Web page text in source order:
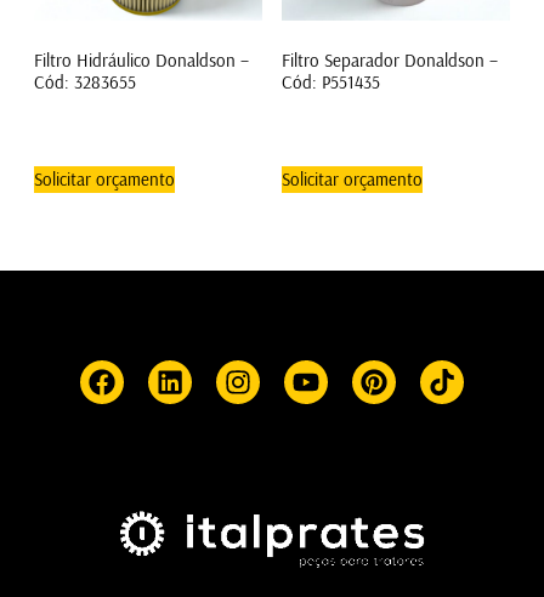
Filtro Hidráulico Donaldson –
Cód: 3283655
Solicitar orçamento
Filtro Separador Donaldson –
Cód: P551435
Solicitar orçamento